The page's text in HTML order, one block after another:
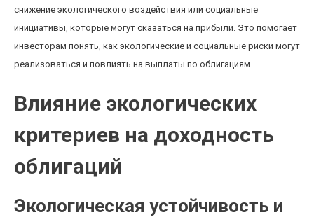
снижение экологического воздействия или социальные
инициативы, которые могут сказаться на прибыли. Это помогает
инвесторам понять, как экологические и социальные риски могут
реализоваться и повлиять на выплаты по облигациям.
Влияние экологических
критериев на доходность
облигаций
Экологическая устойчивость и